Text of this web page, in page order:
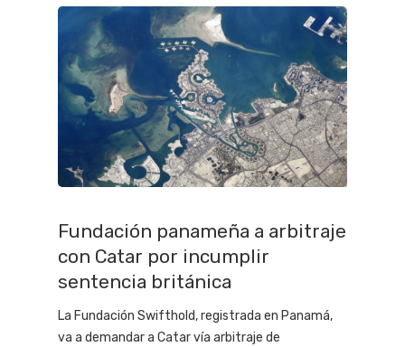
Fundación panameña a arbitraje
con Catar por incumplir
sentencia británica
La Fundación Swifthold, registrada en Panamá,
va a demandar a Catar vía arbitraje de